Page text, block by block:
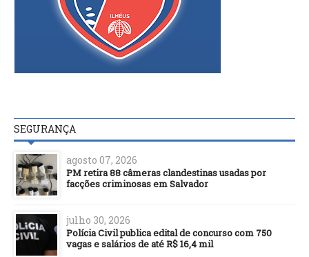
SEGURANÇA
agosto 07, 2026
PM retira 88 câmeras clandestinas usadas por
facções criminosas em Salvador
julho 30, 2026
Polícia Civil publica edital de concurso com 750
vagas e salários de até R$ 16,4 mil